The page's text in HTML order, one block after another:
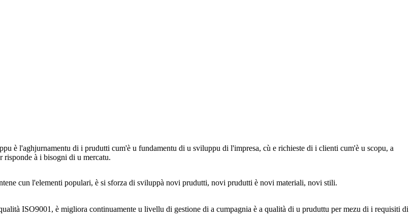
è l'aghjurnamentu di i prudutti cum'è u fundamentu di u sviluppu di l'impresa, cù e richieste di i clienti cum'è u scopu, a
à i bisogni di u mercatu.
cun l'elementi populari, è si sforza di sviluppà novi prudutti, novi prudutti è novi materiali, novi stili.
ISO9001, è migliora continuamente u livellu di gestione di a cumpagnia è a qualità di u pruduttu per mezu di i requisiti di